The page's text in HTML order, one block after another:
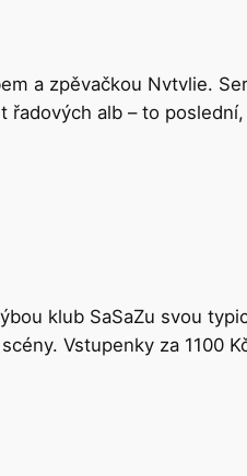
a zpěvačkou Nvtvlie.
alb – to
klub SaSaZu svou
Vstupenky za 1100